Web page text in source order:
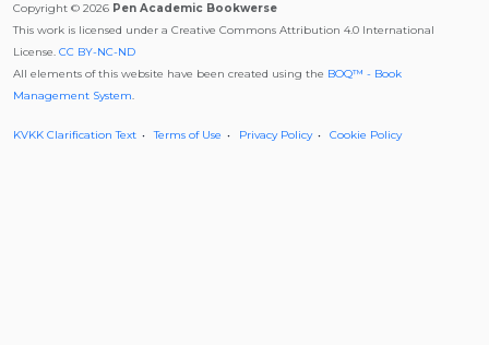
Copyright © 2026 Pen Academic Bookwerse
This work is licensed under a Creative Commons Attribution 4.0 International
License. CC BY-NC-ND
All elements of this website have been created using the BOQ™ - Book
Management System.
KVKK Clarification Text Terms of Use Privacy Policy Cookie Policy